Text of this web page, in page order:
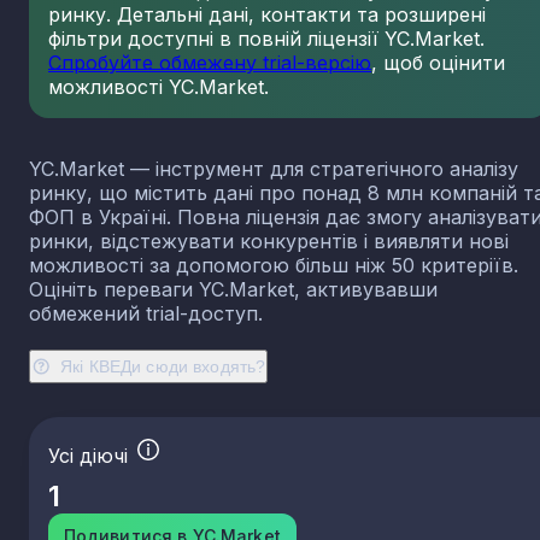
Які КВЕДи сюди входять?
ринку. Детальні дані, контакти та розширені
фільтри доступні в повній ліцензії YC.Market.
Спробуйте обмежену trial-версію, щоб оцінити
можливості YC.Market.
YC.Market — інструмент для стратегічного аналізу
ринку, що містить дані про понад 8 млн компаній
ФОП в Україні. Повна ліцензія дає змогу
ринки, відстежувати конкурентів і виявляти нові
можливості за допомогою більш ніж 50 критеріїв.
Оцініть переваги YC.Market, активувавши
обмежений trial-доступ.
Усі діючі
1
Подивитися в YC.Market
23.13 Виробництво порожнистого скла
23.14 Виробництво скловолокна
23.19 Виробництво й оброблення інших скляних
23.31 Виробництво керамічних плиток і плит
23.32 Виробництво цегли, черепиці та інших
виробів із випаленої глини
23.41
Виробництво господарських і декоративних
керамічних виробів
23.42
Виробництво керамічних санітарно-технічних
23.43 Виробництво керамічних електроізоляторів та
ізоляційної арматури
призначення
23.49 Виробництво інших керамічних виробів
23.52 Виробництво вапна та гіпсових сумішей